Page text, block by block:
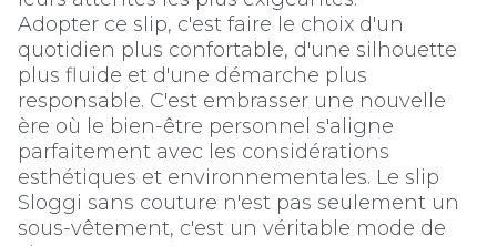
Adopter ce slip, c'est faire le choix d'un
quotidien plus confortable, d'une silhouette
plus fluide et d'une démarche plus
responsable. C'est embrasser une nouvelle
ère où le bien-être personnel s'aligne
parfaitement avec les considérations
esthétiques et environnementales. Le slip
Sloggi sans couture n'est pas seulement un
sous-vêtement, c'est un véritable mode de